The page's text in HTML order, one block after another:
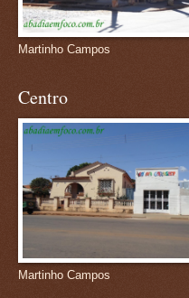
Martinho Campos
Centro
Martinho Campos